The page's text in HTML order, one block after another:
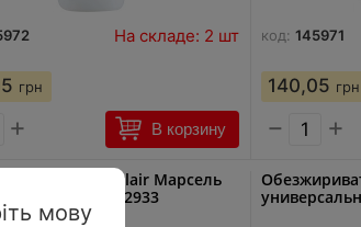
мову
На складе: 2 шт
грн
+ В корзину
код: 145971
140,05 грн
− +
Chanteclair Марсель
600мл 2933